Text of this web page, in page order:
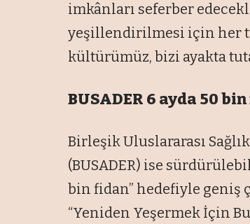
imkânları seferber
yeşillendirilmesi için her
kültürümüz, bizi ayakta
BUSADER 6 ayda 50
Birleşik Uluslararası
(BUSADER) ise
bin fidan” hedefiyle geniş
“Yeniden Yeşermek İçin